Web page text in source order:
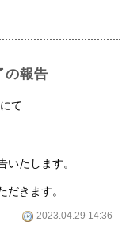
の報告
て
たします。
だきます。
2023.04.29 14:36